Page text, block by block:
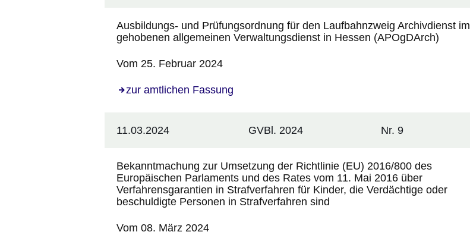
Ausbildungs- und Prüfungsordnung für den Laufbahnzweig Archivdienst im
gehobenen allgemeinen Verwaltungsdienst in Hessen (APOgDArch)
Vom 25. Februar 2024
zur amtlichen Fassung
11.03.2024 GVBl. 2024 Nr. 9
Bekanntmachung zur Umsetzung der Richtlinie (EU) 2016/800 des
Europäischen Parlaments und des Rates vom 11. Mai 2016 über
Verfahrensgarantien in Strafverfahren für Kinder, die Verdächtige oder
beschuldigte Personen in Strafverfahren sind
Vom 08. März 2024